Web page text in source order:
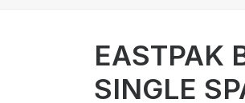
EASTPAK
SINGLE